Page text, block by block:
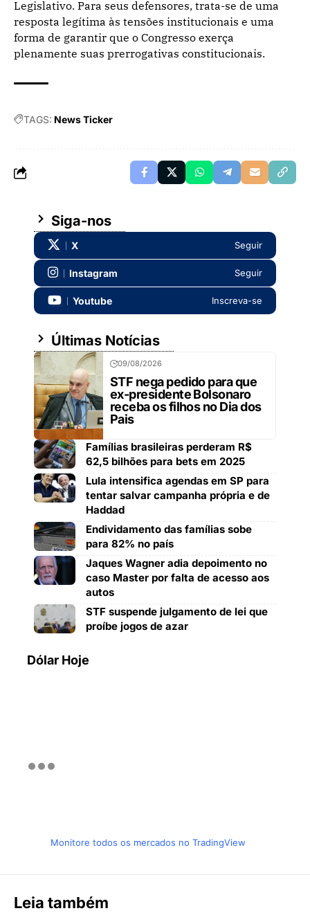
Legislativo. Para seus defensores, trata-se de uma
resposta legítima às tensões institucionais e uma
forma de garantir que o Congresso exerça
plenamente suas prerrogativas constitucionais.
TAGS: News Ticker
Siga-nos
X Seguir
Instagram Seguir
Youtube Inscreva-se
Últimas Notícias
09/08/2026
STF nega pedido para que
ex-presidente Bolsonaro
receba os filhos no Dia dos
Pais
Famílias brasileiras perderam R$
62,5 bilhões para bets em 2025
Lula intensifica agendas em SP para
tentar salvar campanha própria e de
Haddad
Endividamento das famílias sobe
para 82% no país
Jaques Wagner adia depoimento no
caso Master por falta de acesso aos
autos
STF suspende julgamento de lei que
proíbe jogos de azar
Dólar Hoje
Monitore todos os mercados no TradingView
Leia também